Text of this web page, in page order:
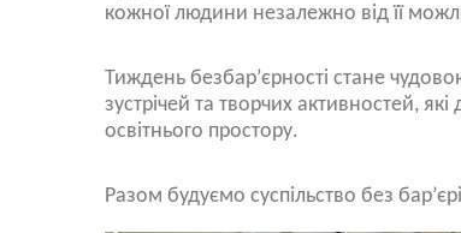
кожної людини незалежно від її
Тиждень безбар’єрності стане
зустрічей та творчих активностей,
освітнього простору.
Разом будуємо суспільство без